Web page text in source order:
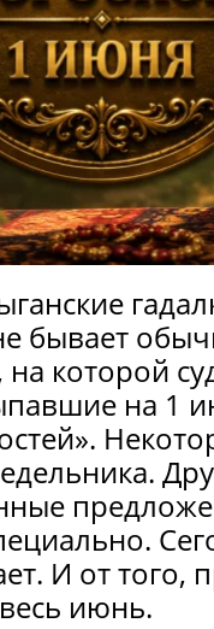
бывает
на которой
на 1
И от того,
июнь.